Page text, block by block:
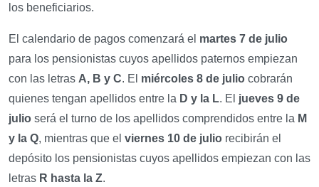
los beneficiarios.
El calendario de pagos comenzará el martes 7 de julio
para los pensionistas cuyos apellidos paternos empiezan
con las letras A, B y C. El miércoles 8 de julio cobrarán
quienes tengan apellidos entre la D y la L. El jueves 9 de
julio será el turno de los apellidos comprendidos entre la M
y la Q, mientras que el viernes 10 de julio recibirán el
depósito los pensionistas cuyos apellidos empiezan con las
letras R hasta la Z.